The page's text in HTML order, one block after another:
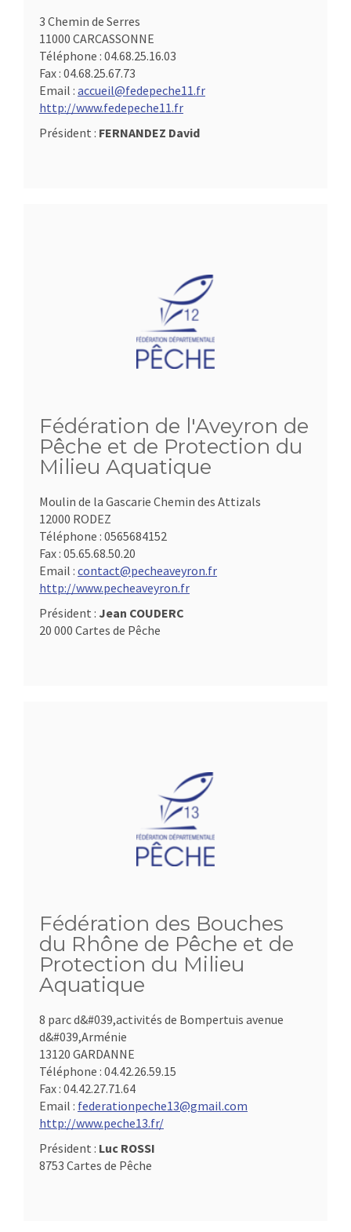
3 Chemin de Serres
11000 CARCASSONNE
Téléphone : 04.68.25.16.03
Fax : 04.68.25.67.73
Email : accueil@fedepeche11.fr
http://www.fedepeche11.fr
Président : FERNANDEZ David
Fédération de l'Aveyron de
Pêche et de Protection du
Milieu Aquatique
Moulin de la Gascarie Chemin des Attizals
12000 RODEZ
Téléphone : 0565684152
Fax : 05.65.68.50.20
Email : contact@pecheaveyron.fr
http://www.pecheaveyron.fr
Président : Jean COUDERC
20 000 Cartes de Pêche
Fédération des Bouches
du Rhône de Pêche et de
Protection du Milieu
Aquatique
8 parc d&#039,activités de Bompertuis avenue
d&#039,Arménie
13120 GARDANNE
Téléphone : 04.42.26.59.15
Fax : 04.42.27.71.64
Email : federationpeche13@gmail.com
http://www.peche13.fr/
Président : Luc ROSSI
8753 Cartes de Pêche